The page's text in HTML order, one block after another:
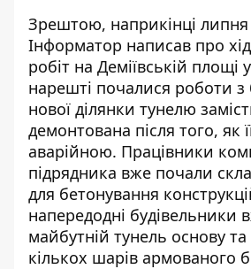
Зрештою, наприкінці липня
Інформатор написав про
робіт на Деміївській площі
нарешті почалися роботи з
нової ділянки тунелю
демонтована після того, як
аварійною. Працівники
підрядника вже почали
для бетонування
напередодні будівельники
майбутній тунель основу та
кількох шарів армованого